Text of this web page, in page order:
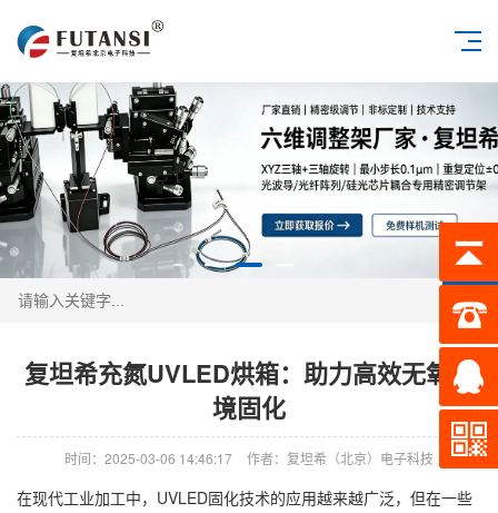
搜索
复坦希充氮UVLED烘箱：助力高效无氧环
境固化
时间：2025-03-06 14:46:17 作者：复坦希（北京）电子科技
在现代工业加工中，UVLED固化技术的应用越来越广泛，但在一些